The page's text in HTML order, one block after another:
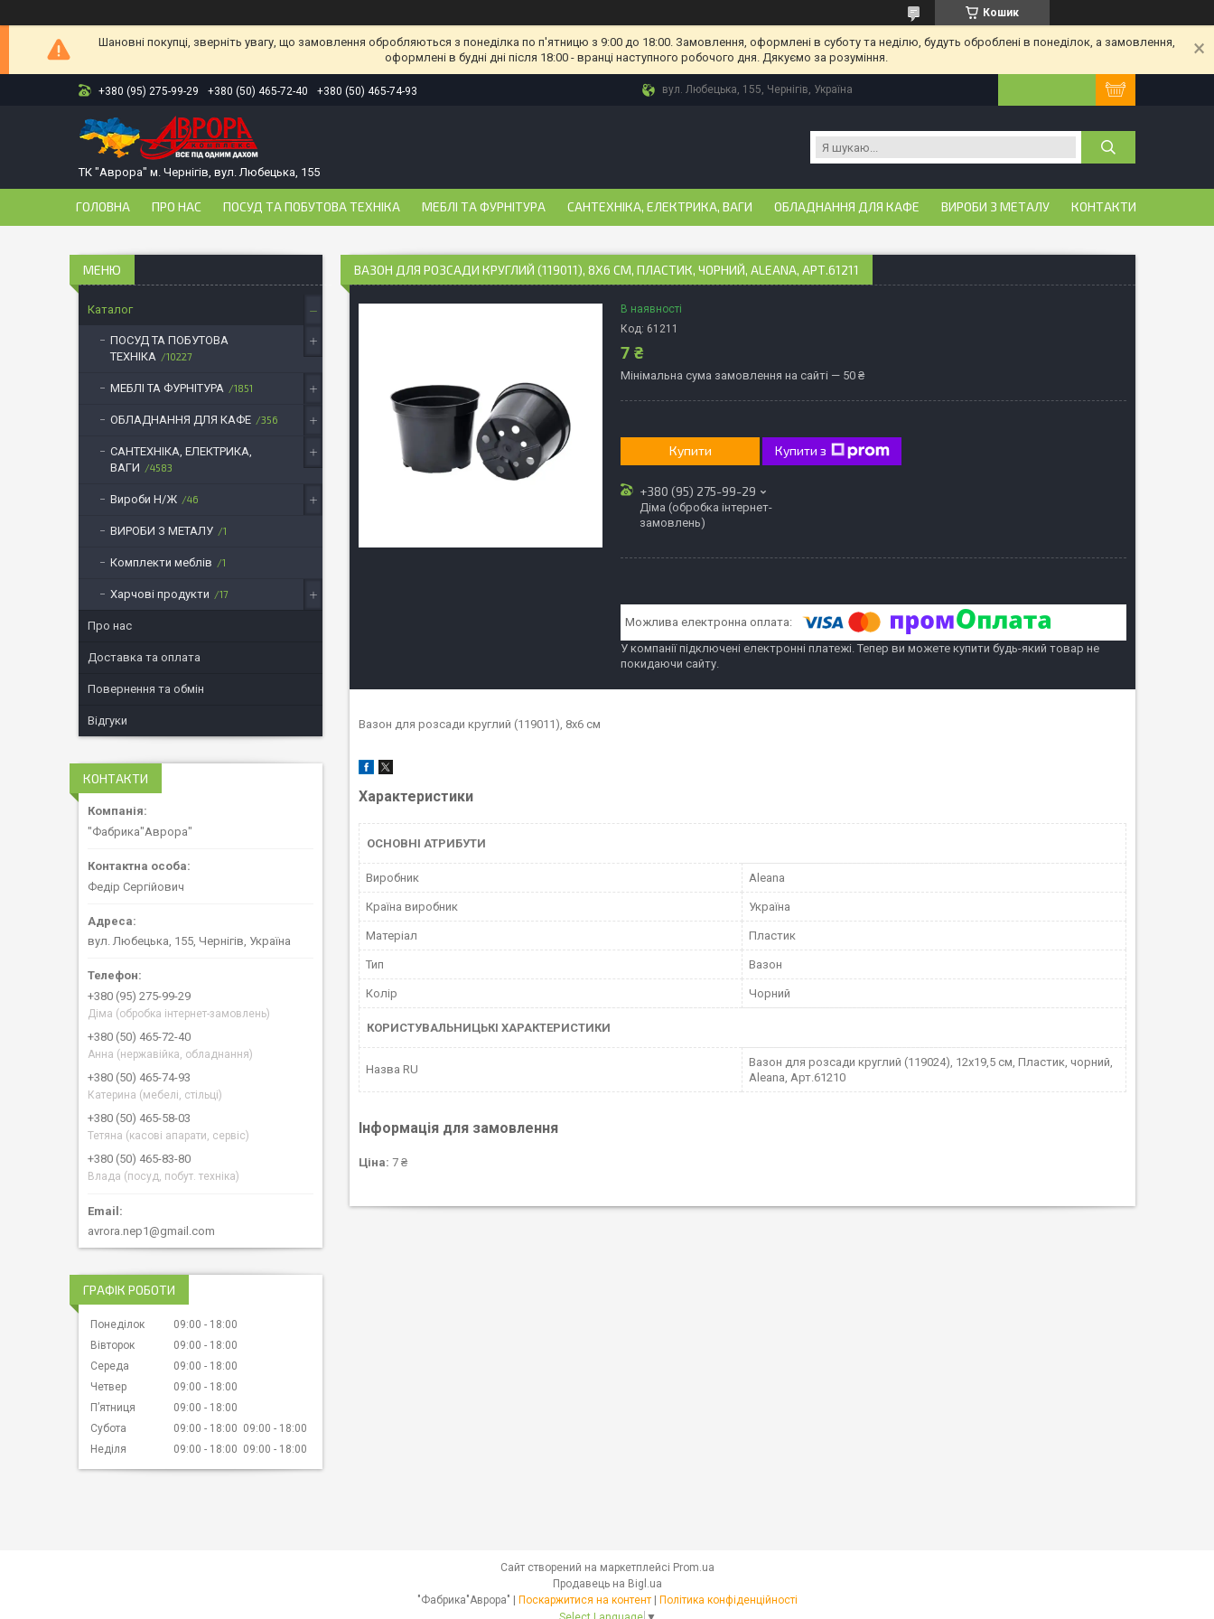
Кошик
Шановні покупці, зверніть увагу, що замовлення обробляються з понеділка по п'ятницю з 9:00 до 18:00. Замовлення, оформлені в суботу та неділю, будуть оброблені в понеділок, а замовлення,
оформлені в будні дні після 18:00 - вранці наступного робочого дня. Дякуємо за розуміння.
+380 (95) 275-99-29 +380 (50) 465-72-40 +380 (50) 465-74-93 вул. Любецька, 155, Чернігів, Україна
ТК "Аврора" м. Чернігів, вул. Любецька, 155
ГОЛОВНА ПРО НАС ПОСУД ТА ПОБУТОВА ТЕХНІКА МЕБЛІ ТА ФУРНІТУРА САНТЕХНІКА, ЕЛЕКТРИКА, ВАГИ ОБЛАДНАННЯ ДЛЯ КАФЕ ВИРОБИ З МЕТАЛУ КОНТАКТИ
ВАЗОН ДЛЯ РОЗСАДИ КРУГЛИЙ (119011), 8Х6 СМ, ПЛАСТИК, ЧОРНИЙ, ALEANA, АРТ.61211
В наявності
Код: 61211
7 ₴
Мінімальна сума замовлення на сайті — 50 ₴
Купити Купити з
+380 (95) 275-99-29
Діма (обробка інтернет-
замовлень)
У компанії підключені електронні платежі. Тепер ви можете купити будь-який товар не
покидаючи сайту.
Вазон для розсади круглий (119011), 8х6 см
Характеристики
ОСНОВНІ АТРИБУТИ
Виробник Aleana
Країна виробник Україна
Матеріал Пластик
Тип Вазон
Колір Чорний
КОРИСТУВАЛЬНИЦЬКІ ХАРАКТЕРИСТИКИ
Назва RU
Вазон для розсади круглий (119024), 12х19,5 см, Пластик, чорний,
Aleana, Арт.61210
Інформація для замовлення
Ціна: 7 ₴
Каталог
ПОСУД ТА ПОБУТОВА
ТЕХНІКА
10227
МЕБЛІ ТА ФУРНІТУРА 1851
ОБЛАДНАННЯ ДЛЯ КАФЕ 356
САНТЕХНІКА, ЕЛЕКТРИКА,
ВАГИ
4583
Вироби Н/Ж 46
ВИРОБИ З МЕТАЛУ 1
Комплекти меблів 1
Харчові продукти 17
Про нас
Доставка та оплата
Повернення та обмін
Відгуки
КОНТАКТИ
"Фабрика"Аврора"
Федір Сергійович
вул. Любецька, 155, Чернігів, Україна
+380 (95) 275-99-29
Діма (обробка інтернет-замовлень)
+380 (50) 465-72-40
Анна (нержавійка, обладнання)
+380 (50) 465-74-93
Катерина (мебелі, стільці)
+380 (50) 465-58-03
Тетяна (касові апарати, сервіс)
+380 (50) 465-83-80
Влада (посуд, побут. техніка)
avrora.nep1@gmail.com
ГРАФІК РОБОТИ
Понеділок 09:00
18:00
Вівторок
09:00
18:00
Середа
09:00
18:00
Четвер
09:00
18:00
Пʼятниця
09:00
18:00
Субота
09:00 18:00 09:00
18:00
Неділя
09:00 18:00 09:00 18:00
Сайт створений на маркетплейсі Prom.ua
Продавець на Bigl.ua
Поскаржитися на контент
Політика конфіденційності